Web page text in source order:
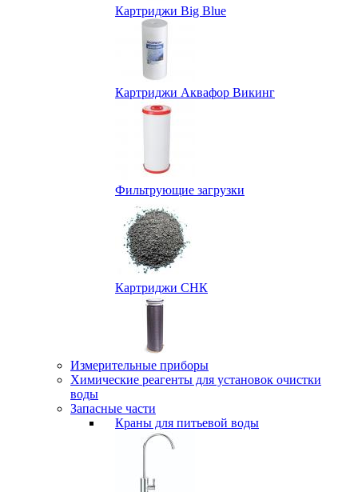
Картриджи Big Blue
Картриджи Аквафор Викинг
Фильтрующие загрузки
Картриджи СНК
Измерительные приборы
Химические реагенты для установок очистки
воды
Запасные части
Краны для питьевой воды